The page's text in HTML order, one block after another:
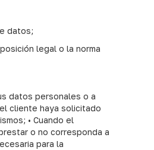
datos;
legal o la norma
datos personales o a
cliente haya solicitado
• Cuando el
o no corresponda a
para la